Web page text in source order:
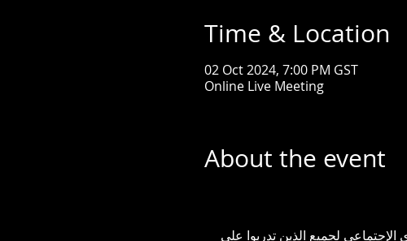
Time & Location
02 Oct 2024, 7:00 PM GST
Online Live Meeting
About the event
لجميع الذين تدربوا على